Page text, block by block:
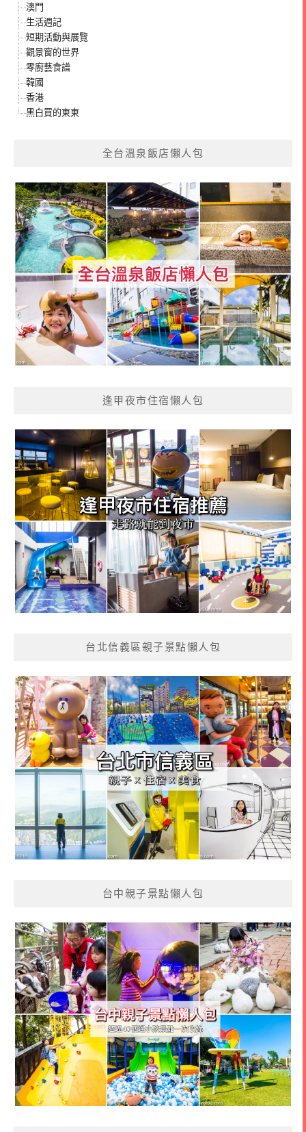
澳門
生活週記
短期活動與展覽
觀景窗的世界
零廚藝食譜
韓國
香港
黑白買的東東
全台溫泉飯店懶人包
逢甲夜市住宿懶人包
台北信義區親子景點懶人包
台中親子景點懶人包